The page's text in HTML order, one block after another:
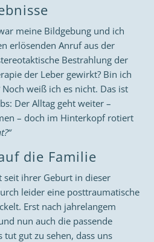
meine Bildgebung und ich
erlösenden Anruf aus der
Bestrahlung der
der Leber gewirkt? Bin ich
weiß ich es nicht. Das ist
Der Alltag geht weiter –
– doch im Hinterkopf rotiert
die Familie
seit ihrer Geburt in dieser
leider eine posttraumatische
Erst nach jahrelangem
nun auch die passende
tut gut zu sehen, dass uns